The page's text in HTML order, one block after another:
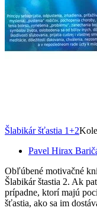
Šlabikár šťastia 1+2
Pavel Hirax
Obľúbené motivačné
Šlabikár štastia 2. Ak
prípadne, ktorí majú
šťastia, ako sa im